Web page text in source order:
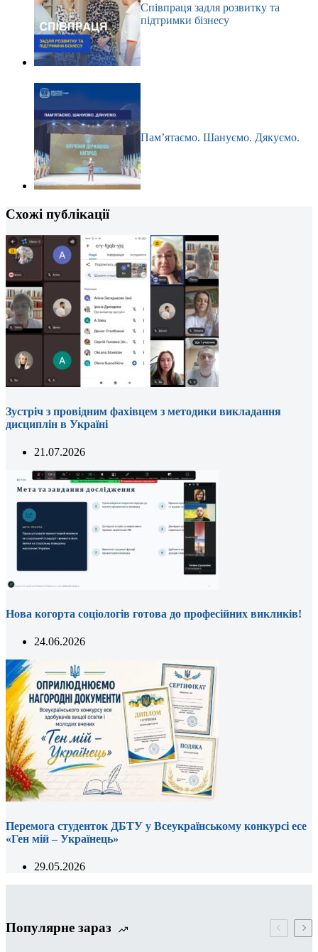
Співпраця задля розвитку та
підтримки бізнесу
Пам’ятаємо. Шануємо. Дякуємо.
Схожі публікації
Зустріч з провідним фахівцем з методики викладання
дисциплін в Україні
21.07.2026
Нова когорта соціологів готова до професійних викликів!
24.06.2026
Перемога студенток ДБТУ у Всеукраїнському конкурсі есе
«Ген мій – Українець»
29.05.2026
Популярне зараз